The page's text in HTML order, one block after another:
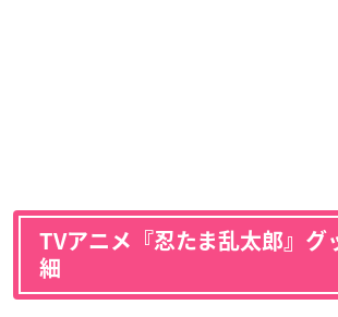
TVアニメ『忍たま乱太郎』グ
細